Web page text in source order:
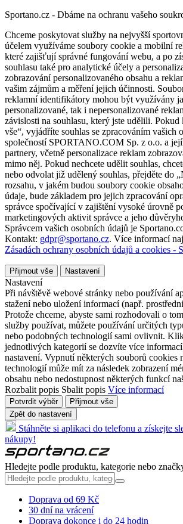
Sportano.cz - Dbáme na ochranu vašeho
Chceme poskytovat služby na nejvyšší
účelem využíváme soubory cookie a mobilní
které zajišťují správné fungování webu, a po
souhlasu také pro analytické účely a
zobrazování personalizovaného obsahu a
vašim zájmům a měření jejich účinnosti.
reklamní identifikátory mohou být využívány
personalizované, tak i nepersonalizované
závislosti na souhlasu, který jste udělili.
vše“, vyjádříte souhlas se zpracováním vašich
společností SPORTANO.COM Sp. z o.o. a
partnery, včetně personalizace reklam
mimo něj. Pokud nechcete udělit souhlas,
nebo odvolat již udělený souhlas, přejděte do
rozsahu, v jakém budou soubory cookie
údaje, bude základem pro jejich zpracování
správce spočívající v zajištění vysoké úrovně
marketingových aktivit správce a jeho
Správcem vašich osobních údajů je
Kontakt: gdpr@sportano.cz. Více informací
Zásadách ochrany osobních údajů a cookies -
Přijmout vše Nastavení
Nastavení
Při návštěvě webové stránky nebo používání
stažení nebo uložení informací (např.
Protože chceme, abyste sami rozhodovali o
služby používat, můžete používání určitých
nebo podobných technologií sami ovlivnit.
jednotlivých kategorií se dozvíte více
nastavení. Vypnutí některých souborů cookies
technologií může mít za následek zobrazení
obsahu nebo nedostupnost některých funkcí
Rozbalit popis Sbalit popis Více informací
Potvrdit výběr
Přijmout vše
Zpět do nastavení
Stáhněte si aplikaci do telefonu a získejte
nákupy!
Hledejte podle produktu, kategorie nebo
Doprava od 69 Kč
30 dní na vrácení
Doprava dokonce i do 24 hodin